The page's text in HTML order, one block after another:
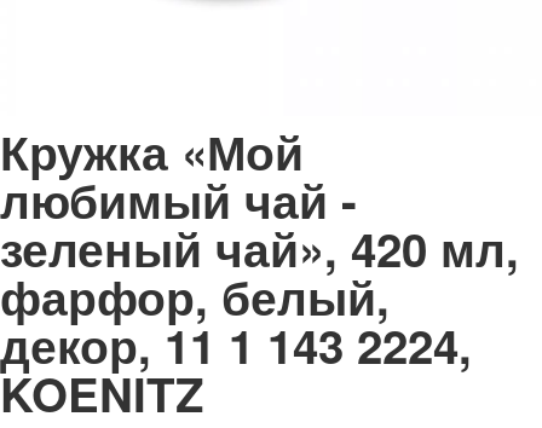
Кружка «Мой
любимый чай -
зеленый чай», 420 мл,
фарфор, белый,
декор, 11 1 143 2224,
KOENITZ